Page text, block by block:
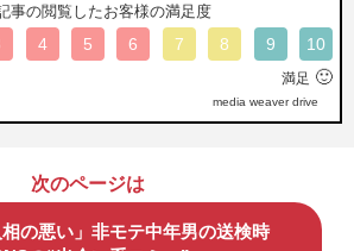
事の閲覧したお客様の満足度
4 5 6 7 8 9 10
満足 🙂
media weaver drive
次のページは
相の悪い」非モテ中年男の送検時